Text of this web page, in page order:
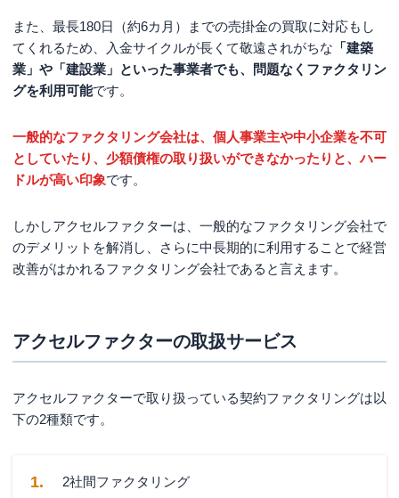
また、最長180日（約6カ月）までの売掛金の買取に対応もし
てくれるため、入金サイクルが長くて敬遠されがちな 「建築
業」や「建設業」といった事業者でも、問題なくファクタリン
グを利用可能です。
一般的なファクタリング会社は、個人事業主や中小企業を不可
としていたり、少額債権の取り扱いができなかったりと、ハー
ドルが高い印象です。
しかしアクセルファクターは、一般的なファクタリング会社で
のデメリットを解消し、さらに中長期的に利用することで経営
改善がはかれるファクタリング会社であると言えます。
アクセルファクターの取扱サービス
アクセルファクターで取り扱っている契約ファクタリングは以
下の2種類です。
2社間ファクタリング